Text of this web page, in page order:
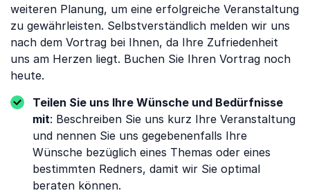
weiteren Planung, um eine erfolgreiche Veranstaltung
zu gewährleisten. Selbstverständlich melden wir uns
nach dem Vortrag bei Ihnen, da Ihre Zufriedenheit
uns am Herzen liegt. Buchen Sie Ihren Vortrag noch
heute.
Teilen Sie uns Ihre Wünsche und Bedürfnisse
mit: Beschreiben Sie uns kurz Ihre Veranstaltung
und nennen Sie uns gegebenenfalls Ihre
Wünsche bezüglich eines Themas oder eines
bestimmten Redners, damit wir Sie optimal
beraten können.